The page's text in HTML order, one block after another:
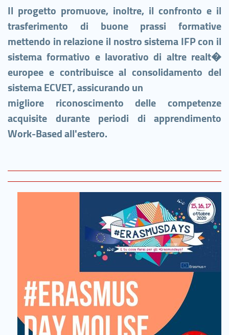
Il progetto promuove, inoltre, il confronto e il
trasferimento di buone prassi formative
mettendo in relazione il nostro sistema IFP con il
sistema formativo e lavorativo di altre realt�
europee e contribuisce al consolidamento del
sistema ECVET, assicurando un
migliore riconoscimento delle competenze
acquisite durante periodi di apprendimento
Work-Based all'estero.